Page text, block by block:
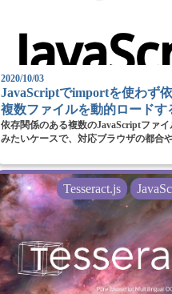
2020/10/03
JavaScriptでimportを使わず
複数ファイルを動的ロードす
依存関係のある複数のJavaScriptファ
みたいケースで、対応ブラウザの都合
Tesseract.js